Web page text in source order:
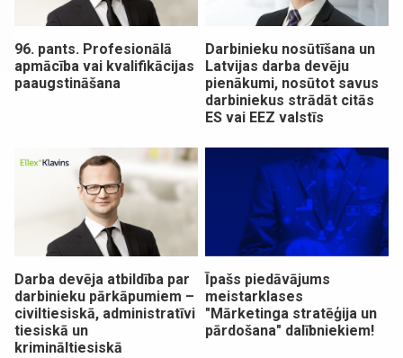
96. pants. Profesionālā
apmācība vai kvalifikācijas
paaugstināšana
Darbinieku nosūtīšana un
Latvijas darba devēju
pienākumi, nosūtot savus
darbiniekus strādāt citās
ES vai EEZ valstīs
Darba devēja atbildība par
darbinieku pārkāpumiem –
civiltiesiskā, administratīvi
tiesiskā un
krimināltiesiskā
Īpašs piedāvājums
meistarklases
"Mārketinga stratēģija un
pārdošana" dalībniekiem!